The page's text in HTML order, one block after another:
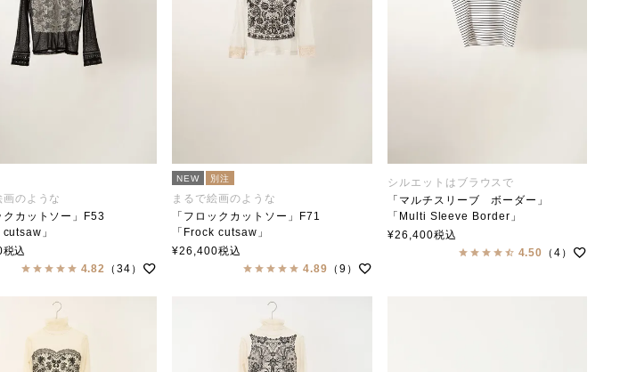
画のような
クカットソー」F53
cutsaw」
（ステンカラー）
税込
4.82 （34）
NEW 別注
まるで絵画のような
「フロックカットソー」F71
「Frock cutsaw」
soutiencollar×ANTIPAST
ステンカラー×アンティパスト
¥26,400税込
4.89 （9）
シルエットはブラウスで
「マルチスリーブ ボーダー」
「Multi Sleeve Border」
soutiencollar（ステンカラー）
¥26,400税込
4.50 （4）